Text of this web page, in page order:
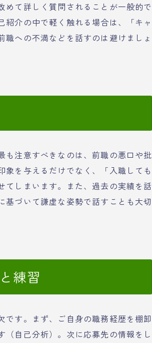
て詳しく質問されることが一般的で
介の中で軽く触れる場合は、「キャ
への不満などを話すのは避けましょ
も注意すべきなのは、前職の悪口や批
を与えるだけでなく、「入職しても
てしまいます。また、過去の実績を話
づいて謙虚な姿勢で話すことも大切
練習
す。まず、ご自身の職務経歴を棚卸
自己分析）。次に応募先の情報をし